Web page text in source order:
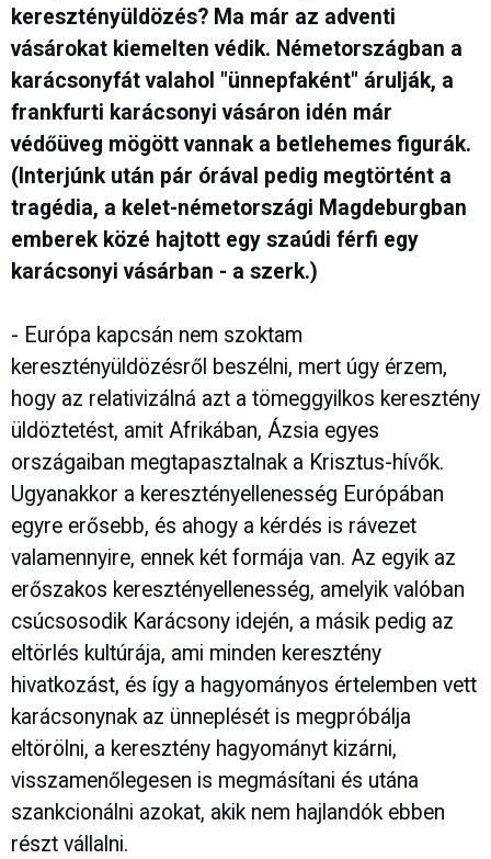
keresztényüldözés? Ma már az adventi
vásárokat kiemelten védik. Németországban a
karácsonyfát valahol "ünnepfaként" árulják, a
frankfurti karácsonyi vásáron idén már
védőüveg mögött vannak a betlehemes figurák.
(Interjúnk után pár órával pedig megtörtént a
tragédia, a kelet-németországi Magdeburgban
emberek közé hajtott egy szaúdi férfi egy
karácsonyi vásárban - a szerk.)
- Európa kapcsán nem szoktam
keresztényüldözésről beszélni, mert úgy érzem,
hogy az relativizálná azt a tömeggyilkos keresztény
üldöztetést, amit Afrikában, Ázsia egyes
országaiban megtapasztalnak a Krisztus-hívők.
Ugyanakkor a keresztényellenesség Európában
egyre erősebb, és ahogy a kérdés is rávezet
valamennyire, ennek két formája van. Az egyik az
erőszakos keresztényellenesség, amelyik valóban
csúcsosodik Karácsony idején, a másik pedig az
eltörlés kultúrája, ami minden keresztény
hivatkozást, és így a hagyományos értelemben vett
karácsonynak az ünneplését is megpróbálja
eltörölni, a keresztény hagyományt kizárni,
visszamenőlegesen is megmásítani és utána
szankcionálni azokat, akik nem hajlandók ebben
részt vállalni.